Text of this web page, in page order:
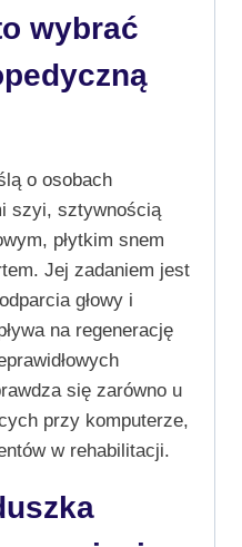
wybrać
o osobach
szyi, sztywnością
płytkim snem
Jej zadaniem jest
głowy i
na regenerację
się zarówno u
przy komputerze,
w rehabilitacji.